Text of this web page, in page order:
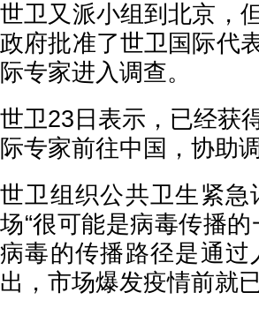
世卫又派小组到北京，
政府批准了世卫国际代
际专家进入调查。
世卫23日表示，已经获
际专家前往中国，协助
世卫组织公共卫生紧
场“很可能是病毒传播
病毒的传播路径是通
出，市场爆发疫情前就